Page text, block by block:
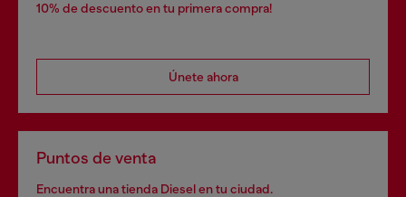
10% de descuento en tu primera compra!
Únete ahora
Puntos de venta
Encuentra una tienda Diesel en tu ciudad.